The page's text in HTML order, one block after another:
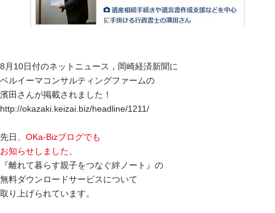
8月10日付のネットニュース，岡崎経済新聞に
ベルイーマコンサルティングファームの
濱田さんが掲載されました！
http://okazaki.keizai.biz/headline/1211/
先日
、OKa-Bizブログでも
お知らせしました
『離れて暮らす親子をつなぐ絆ノート』の
無料ダウンロードサービスについて
取り上げられています。